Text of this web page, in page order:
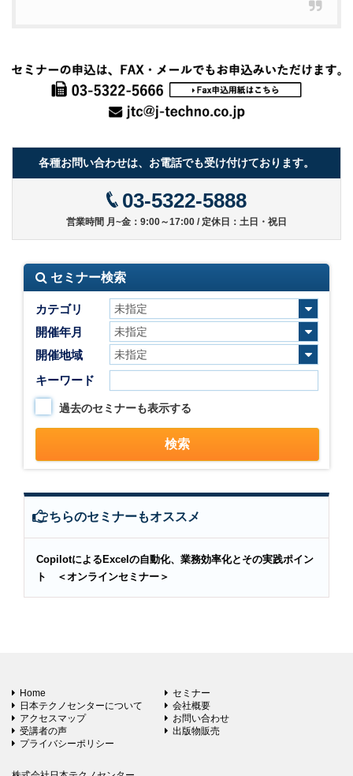
各種お問い合わせは、お電話でも受け付けております。
03-5322-5888
営業時間 月~金：9:00～17:00 / 定休日：土日・祝日
セミナー検索
カテゴリ
開催年月
開催地域
キーワード
過去のセミナーも表示する
こちらのセミナーもオススメ
CopilotによるExcelの自動化、業務効率化とその実践ポイン
ト ＜オンラインセミナー＞
Home
セミナー
日本テクノセンターについて
会社概要
アクセスマップ
お問い合わせ
受講者の声
出版物販売
プライバシーポリシー